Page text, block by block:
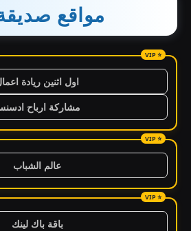
مواقع
اول اثنين ريادة
مشاركة ارباح
عالم الشباب
باقة باك لينك